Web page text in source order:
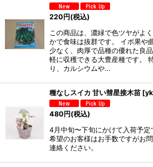
220円(税込)
この商品は、濃緑で色ツヤがよ
かで食味は抜群です。 イボ果や
少なく、肉厚で品種の優れた良
軽に収穫できる大豊産種です。
り、カルシウムや…
種なしスイカ 甘い彗星接木苗 [
480円(税込)
4月中旬〜下旬にかけて入荷予定
希望のお客様はお手数ですがお
連絡ください。